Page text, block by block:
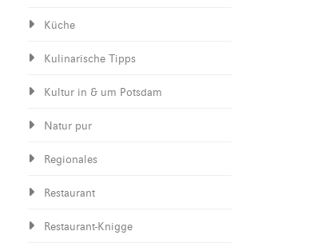
Küche
Kulinarische Tipps
Kultur in & um Potsdam
Natur pur
Regionales
Restaurant
Restaurant-Knigge